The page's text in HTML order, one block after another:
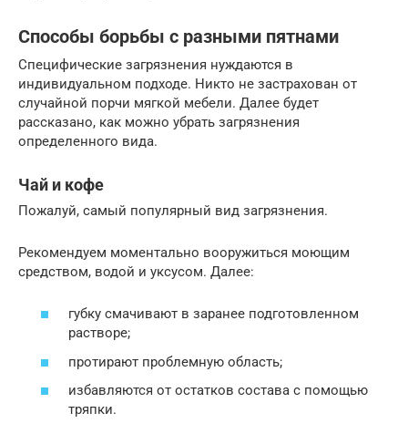
Способы борьбы с разными пятнами
Специфические загрязнения нуждаются в
индивидуальном подходе. Никто не застрахован от
случайной порчи мягкой мебели. Далее будет
рассказано, как можно убрать загрязнения
определенного вида.
Чай и кофе
Пожалуй, самый популярный вид загрязнения.
Рекомендуем моментально вооружиться моющим
средством, водой и уксусом. Далее:
губку смачивают в заранее подготовленном
растворе;
протирают проблемную область;
избавляются от остатков состава с помощью
тряпки.